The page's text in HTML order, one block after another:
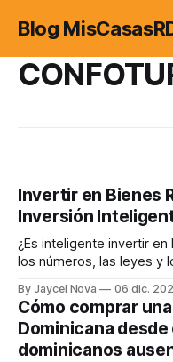
Blog
Invertir en Bienes
Inversión
¿Es inteligente invertir
los números, las leyes y
By Jaycel Nova 06 dic.
Cómo comprar
Dominicana
dominicanos